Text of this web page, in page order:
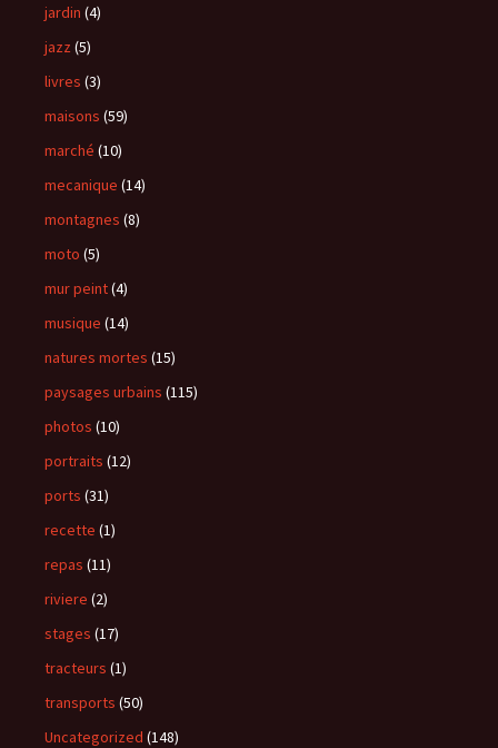
jardin (4)
jazz (5)
livres (3)
maisons (59)
marché (10)
mecanique (14)
montagnes (8)
moto (5)
mur peint(4)
musique (14)
natures mortes (15)
paysages urbains (115)
photos (10)
portraits (12)
ports (31)
recette (1)
repas (11)
riviere (2)
stages (17)
tracteurs (1)
transports (50)
Uncategorized (148)